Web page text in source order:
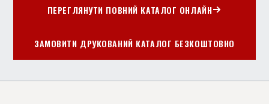
ПЕРЕГЛЯНУТИ ПОВНИЙ КАТАЛОГ ОНЛАЙН
ЗАМОВИТИ ДРУКОВАНИЙ КАТАЛОГ БЕЗКОШТОВНО